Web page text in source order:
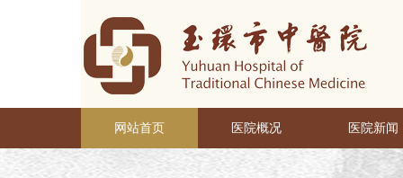
网站首页 医院概况 医院新闻